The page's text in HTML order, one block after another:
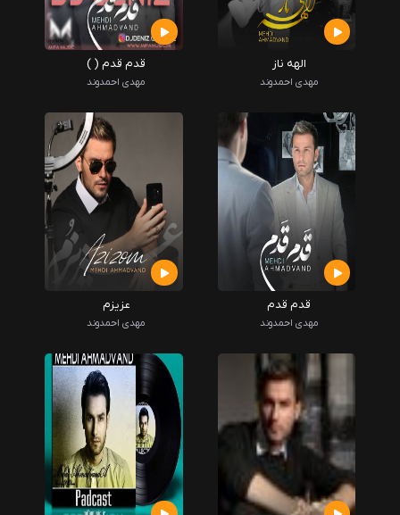
الهه ناز
مهدی احمدوند
قدم قدم ( )
مهدی احمدوند
قدم قدم
مهدی احمدوند
عزیزم
مهدی احمدوند